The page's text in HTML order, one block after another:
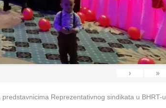
› »
Reprezentativnog sindikata u BHRT-u